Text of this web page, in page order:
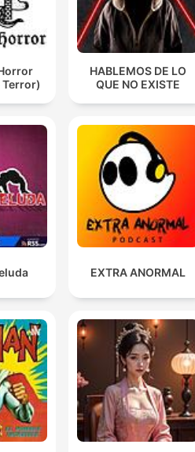
Terror)
HABLEMOS DE LO
QUE NO EXISTE
EXTRA ANORMAL